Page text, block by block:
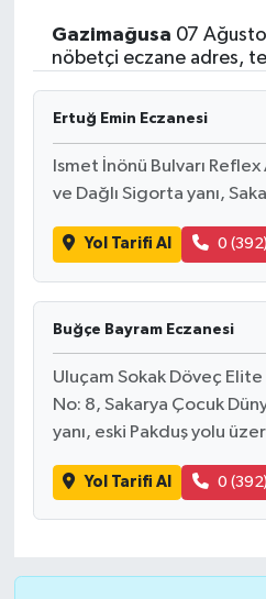
Gazimağusa 07
nöbetçi eczane adres,
Ertuğ Emin Eczanesi
Ismet İnönü Bulvarı
ve Dağlı Sigorta yanı,
Yol Tarifi Al 0
Buğçe Bayram Eczanesi
Uluçam Sokak Döveç
No: 8, Sakarya Çocuk
yanı, eski Pakduş yolu
Yol Tarifi Al 0